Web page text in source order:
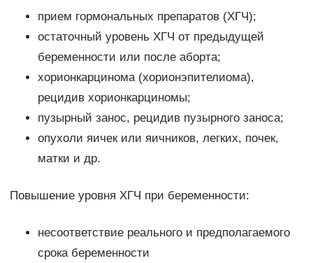
прием гормональных препаратов (ХГЧ);
остаточный уровень ХГЧ от предыдущей
беременности или после аборта;
хорионкарцинома (хорионэпителиома),
рецидив хорионкарциномы;
пузырный занос, рецидив пузырного заноса;
опухоли яичек или яичников, легких, почек,
матки и др.
Повышение уровня ХГЧ при беременности:
несоответствие реального и предполагаемого
срока беременности